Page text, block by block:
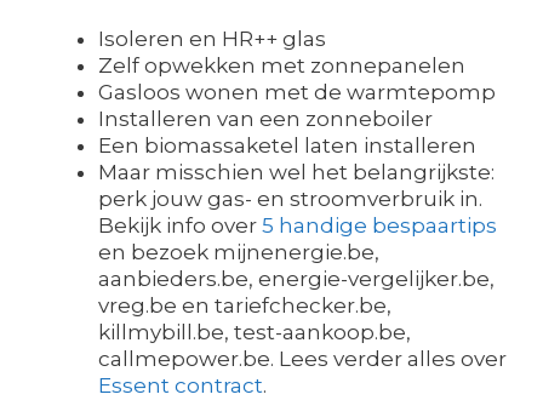
Isoleren en HR++ glas
Zelf opwekken met zonnepanelen
Gasloos wonen met de warmtepomp
Installeren van een zonneboiler
Een biomassaketel laten installeren
Maar misschien wel het belangrijkste:
perk jouw gas- en stroomverbruik in.
Bekijk info over 5 handige bespaartips
en bezoek mijnenergie.be,
aanbieders.be, energie-vergelijker.be,
vreg.be en tariefchecker.be,
killmybill.be, test-aankoop.be,
callmepower.be. Lees verder alles over
Essent contract.